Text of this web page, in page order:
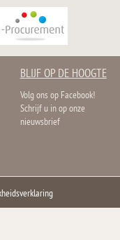
BLIJF OP DE HOOGTE
Volg ons op Facebook!
Schrijf u in op onze
nieuwsbrief